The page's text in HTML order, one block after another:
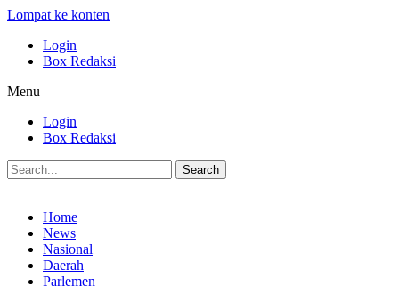
Lompat ke konten
Login
Box Redaksi
Menu
Login
Box Redaksi
Search
Home
News
Nasional
Daerah
Parlemen